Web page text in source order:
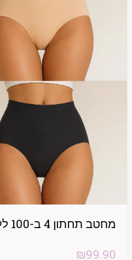
מחטב תחתון 4 ב-100 ללא תפר
₪99.90